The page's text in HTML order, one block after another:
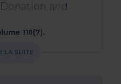
and
110(7).
LA SUITE